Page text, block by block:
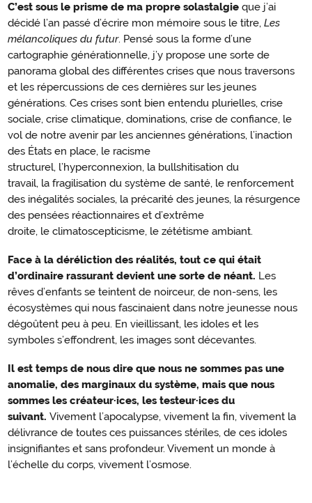
C’est sous le prisme de ma propre solastalgie que j’ai
décidé l’an passé d’écrire mon mémoire sous le titre, Les
mélancoliques du futur. Pensé sous la forme d’une
cartographie générationnelle, j’y propose une sorte de
panorama global des différentes crises que nous traversons
et les répercussions de ces dernières sur les jeunes
générations. Ces crises sont bien entendu plurielles, crise
sociale, crise climatique, dominations, crise de confiance, le
vol de notre avenir par les anciennes générations, l’inaction
des États en place, le racisme
structurel, l’hyperconnexion, la bullshitisation du
travail, la fragilisation du système de santé, le renforcement
des inégalités sociales, la précarité des jeunes, la résurgence
des pensées réactionnaires et d’extrême
droite, le climatoscepticisme, le zététisme ambiant.
Face à la déréliction des réalités, tout ce qui était
d’ordinaire rassurant devient une sorte de néant. Les
rêves d’enfants se teintent de noirceur, de non-sens, les
écosystèmes qui nous fascinaient dans notre jeunesse nous
dégoûtent peu à peu. En vieillissant, les idoles et les
symboles s’effondrent, les images sont décevantes.
Il est temps de nous dire que nous ne sommes pas une
anomalie, des marginaux du système, mais que nous
sommes les créateur·ices, les testeur·ices du
suivant. Vivement l’apocalypse, vivement la fin, vivement la
délivrance de toutes ces puissances stériles, de ces idoles
insignifiantes et sans profondeur. Vivement un monde à
l’échelle du corps, vivement l’osmose.